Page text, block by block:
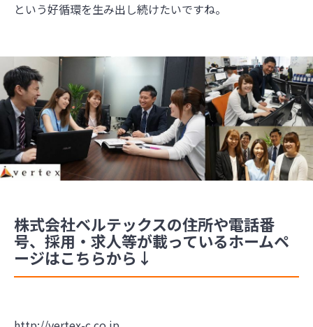
という好循環を生み出し続けたいですね。
株式会社ベルテックスの住所や電話番
号、採用・求人等が載っているホームペ
ージはこちらから↓